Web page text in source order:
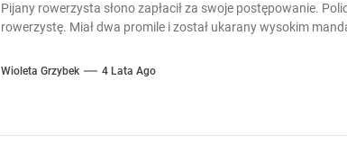
Pijany rowerzysta słono zapłacił za swoje postępowanie.
rowerzystę. Miał dwa promile i został ukarany wysokim
Wioleta Grzybek 4 Lata Ago